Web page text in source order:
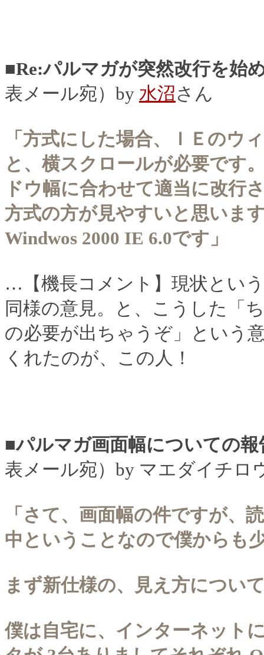
■Re:パルマガが突然改行を始
表メール宛）by 水沼さん
「方式にした場合、ＩＥのウ
と、横スクロールが必要です
ドウ幅に合わせて適当に改行
方式の方が見やすいと思い
Windwos 2000 IE 6.0です」
…【機長コメント】現状とい
同様の意見。と、こうした「
の必要が出ちゃうぞ」という
くれたのが、この人！
■パルマガ画面幅についての報
表メール宛）by マエダイチロ
「さて、画面幅の件ですが、
中ということなので僕からも
まず新仕様の、見え方につい
僕は自宅に、インターネット